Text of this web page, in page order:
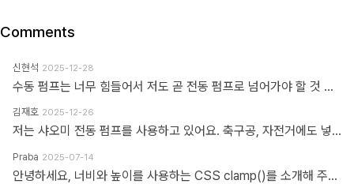
Comments
신현석 2025-12-28
수동 펌프는 너무 힘들어서 저도 곧 전동 펌프로 넘어가야 할 것 같네요.
김재호 2025-12-26
저는 샤오미 전동 펌프를 사용하고 있어요. 축구공, 자전거에도 넣을 수 있고 자동차 바퀴에도 넣을 수 있어요. 아주 만족스럽습니다.
Praba 2025-07-14
안녕하세요, 너비와 높이를 사용하는 CSS clamp()를 소개해 주셔서 감사합니다. 작업 부담을 최소화하기 위해 calc(), min, max 등 언급하신 모든 기능을 갖춘 도구를 개발했습니다. https://clampgenerator.com/tools/layout-spacing-size/?property=width 에서 확인해 보세요. 즐거운 코딩 되세요.